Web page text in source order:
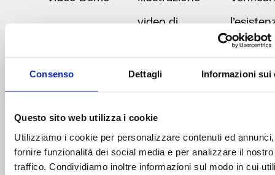
Consenso Dettagli Informazioni sui
Questo sito web utilizza i cookie
Utilizziamo i cookie per personalizzare contenuti ed
fornire funzionalità dei social media e per analizzare il nostro
traffico. Condividiamo inoltre informazioni sul modo in cui
video di
business
concretizzata
in alcun modo
una vera